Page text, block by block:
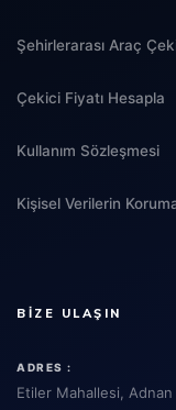
Şehirlerarası Araç
Çekici Fiyatı Hesapla
Kullanım Sözleşmesi
Kişisel Verilerin
BIZE ULAŞIN
ADRES :
Etiler Mahallesi,